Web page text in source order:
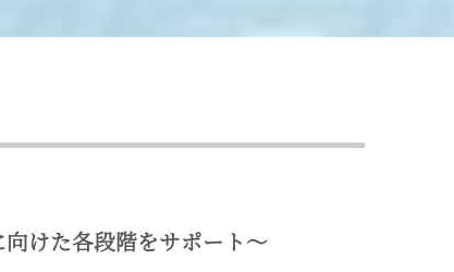
けた各段階をサポート〜